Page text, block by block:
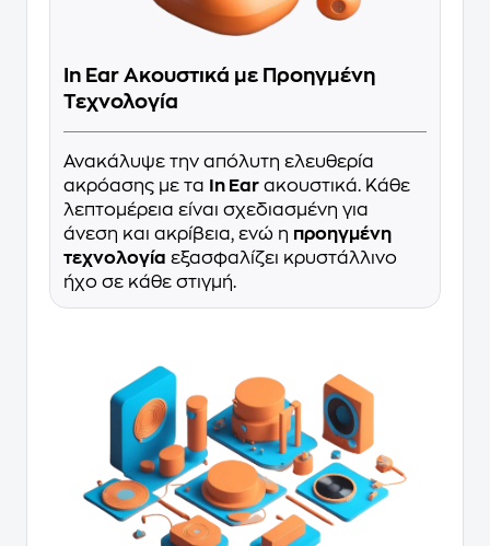
In Ear Ακουστικά με Προηγμένη
Τεχνολογία
Ανακάλυψε την απόλυτη ελευθερία
ακρόασης με τα
In Ear ακουστικά. Κάθε
λεπτομέρεια είναι σχεδιασμένη για
άνεση και ακρίβεια, ενώ η προηγμένη
τεχνολογία εξασφαλίζει κρυστάλλινο
ήχο σε κάθε στιγμή.